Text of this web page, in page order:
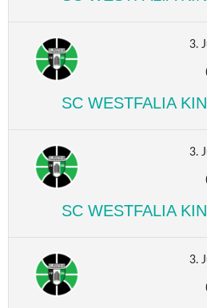
3.
SC WESTFALIA
3.
SC WESTFALIA
3.